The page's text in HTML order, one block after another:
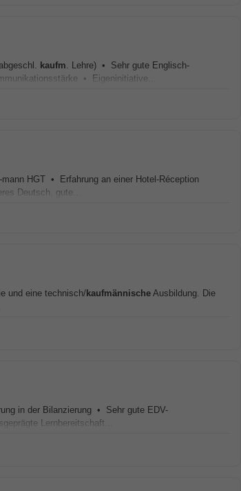
kaufm. Lehre) • Sehr gute Englisch-
• Eigeninitiative...
mann HGT • Erfahrung an einer Hotel-Réception
Deutsch, gute...
und eine technisch/ kaufmännische Ausbildung. Die
in der Bilanzierung • Sehr gute EDV-
Lernbereitschaft...